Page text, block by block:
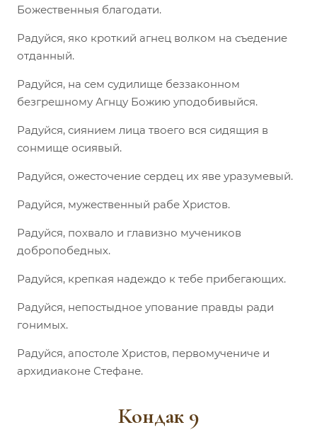
Божественныя благодати.
Радуйся, яко кроткий агнец волком на съедение
отданный.
Радуйся, на сем судилище беззаконном
безгрешному Агнцу Божию уподобивыйся.
Радуйся, сиянием лица твоего вся сидящия в
сонмище осиявый.
Радуйся, ожесточение сердец их яве уразумевый.
Радуйся, мужественный рабе Христов.
Радуйся, похвало и главизно мучеников
добропобедных.
Радуйся, крепкая надеждо к тебе прибегающих.
Радуйся, непостыдное упование правды ради
гонимых.
Радуйся, апостоле Христов, первомучениче и
архидиаконе Стефане.
Кондак 9